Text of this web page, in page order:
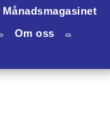
Månadsmagasinet
Om oss
⏛